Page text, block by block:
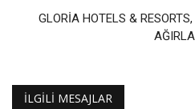
GLORİA HOTELS &
İLGILI MESAJLAR